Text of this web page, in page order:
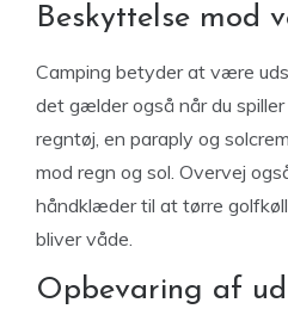
Beskyttelse mod
Camping betyder at være
det gælder også når du
regntøj, en paraply og
mod regn og sol. Overvej
håndklæder til at tørre
bliver våde.
Opbevaring af